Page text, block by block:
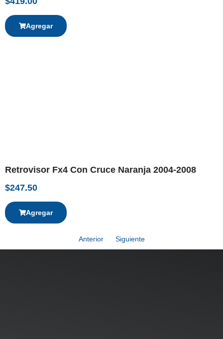
Agregar
Retrovisor Fx4 Con Cruce Naranja 2004-2008
$247.50
Agregar
Anterior Siguiente